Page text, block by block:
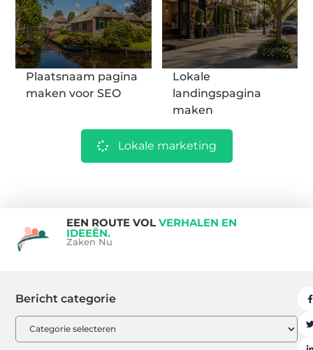
Plaatsnaam pagina
maken voor SEO
Lokale
landingspagina
maken
Lokale marketing
EEN ROUTE VOL VERHALEN EN
IDEEËN.
Zaken Nu
Bericht categorie